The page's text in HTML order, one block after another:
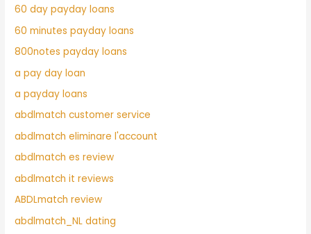
60 day payday loans
60 minutes payday loans
800notes payday loans
a pay day loan
a payday loans
abdlmatch customer service
abdlmatch eliminare l'account
abdlmatch es review
abdlmatch it reviews
ABDLmatch review
abdlmatch_NL dating